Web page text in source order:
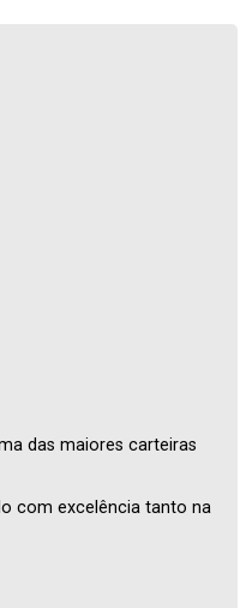
das maiores carteiras
com excelência tanto na